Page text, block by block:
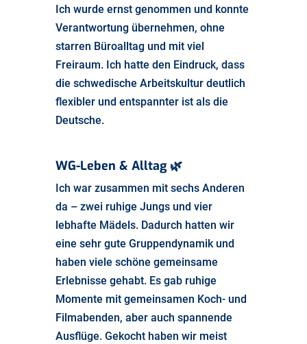
Ich wurde ernst genommen und konnte
Verantwortung übernehmen, ohne
starren Büroalltag und mit viel
Freiraum. Ich hatte den Eindruck, dass
die schwedische Arbeitskultur deutlich
flexibler und entspannter ist als die
Deutsche.
WG-Leben & Alltag 🌿
Ich war zusammen mit sechs Anderen
da – zwei ruhige Jungs und vier
lebhafte Mädels. Dadurch hatten wir
eine sehr gute Gruppendynamik und
haben viele schöne gemeinsame
Erlebnisse gehabt. Es gab ruhige
Momente mit gemeinsamen Koch- und
Filmabenden, aber auch spannende
Ausflüge. Gekocht haben wir meist